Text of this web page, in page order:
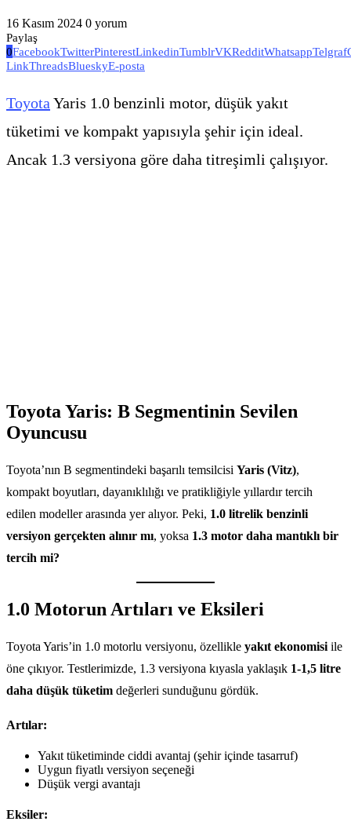
16 Kasım 2024 0 yorum
Paylaş
0FacebookTwitterPinterestLinkedinTumblrVKRedditWhatsappTelgraf
LinkThreadsBlueskyE-posta
Toyota Yaris 1.0 benzinli motor, düşük yakıt
tüketimi ve kompakt yapısıyla şehir için ideal.
Ancak 1.3 versiyona göre daha titreşimli çalışıyor.
Toyota Yaris: B Segmentinin Sevilen
Oyuncusu
Toyota’nın B segmentindeki başarılı temsilcisi Yaris (Vitz),
kompakt boyutları, dayanıklılığı ve pratikliğiyle yıllardır tercih
edilen modeller arasında yer alıyor. Peki, 1.0 litrelik benzinli
versiyon gerçekten alınır mı, yoksa 1.3 motor daha mantıklı bir
tercih mi?
1.0 Motorun Artıları ve Eksileri
Toyota Yaris’in 1.0 motorlu versiyonu, özellikle yakıt ekonomisi ile
öne çıkıyor. Testlerimizde, 1.3 versiyona kıyasla yaklaşık 1-1,5 litre
daha düşük tüketim değerleri sunduğunu gördük.
Artılar:
Yakıt tüketiminde ciddi avantaj (şehir içinde tasarruf)
Uygun fiyatlı versiyon seçeneği
Düşük vergi avantajı
Eksiler: